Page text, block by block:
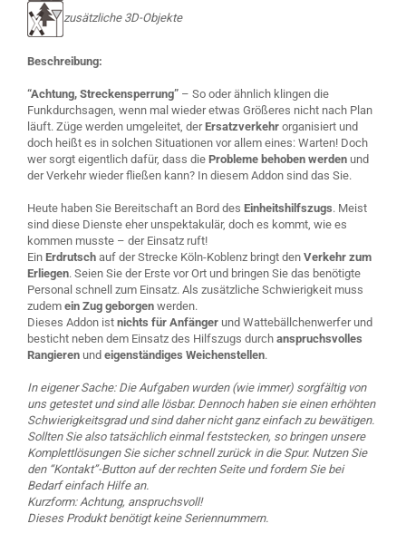
zusätzliche 3D-Objekte
Beschreibung:
“Achtung, Streckensperrung” – So oder ähnlich klingen die
Funkdurchsagen, wenn mal wieder etwas Größeres nicht nach Plan
läuft. Züge werden umgeleitet, derErsatzverkehr organisiert und
doch heißt es in solchen Situationen vor allem eines: Warten! Doch
wer sorgt eigentlich dafür, dass die Probleme behoben werden und
der Verkehr wieder fließen kann? In diesem Addon sind das Sie.
Heute haben Sie Bereitschaft an Bord des Einheitshilfszugs. Meist
sind diese Dienste eher unspektakulär, doch es kommt, wie es
kommen musste – der Einsatz ruft!
Ein Erdrutsch auf der Strecke Köln-Koblenz bringt den Verkehr zum
Erliegen. Seien Sie der Erste vor Ort und bringen Sie das benötigte
Personal schnell zum Einsatz. Als zusätzliche Schwierigkeit muss
zudem ein Zug geborgen werden.
Dieses Addon ist nichts für Anfänger und Wattebällchenwerfer und
besticht neben dem Einsatz des Hilfszugs durch anspruchsvolles
Rangieren und eigenständiges Weichenstellen.
In eigener Sache: Die Aufgaben wurden (wie immer) sorgfältig von
uns getestet und sind alle lösbar. Dennoch haben sie einen erhöhten
Schwierigkeitsgrad und sind daher nicht ganz einfach zu bewätigen.
Sollten Sie also tatsächlich einmal feststecken, so bringen unsere
Komplettlösungen Sie sicher schnell zurück in die Spur. Nutzen Sie
den “Kontakt”-Button auf der rechten Seite und fordern Sie bei
Bedarf einfach Hilfe an.
Kurzform: Achtung, anspruchsvoll!
Dieses Produkt benötigt keine Seriennummern.